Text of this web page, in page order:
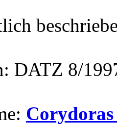
DATZ 8/